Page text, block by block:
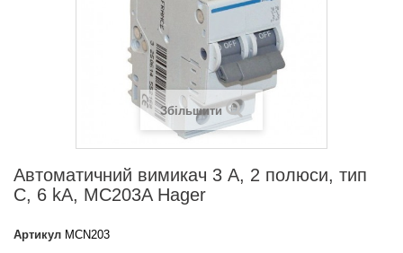
Збільшити
Автоматичний вимикач 3 А, 2 полюси, тип
C, 6 kA, MC203A Hager
Артикул MCN203